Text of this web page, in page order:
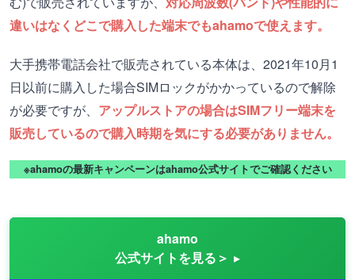
違いはなくどこで購入した端末でもahamoで使えます。
大手携帯電話会社で販売されている本体は、2021年10月1
日以前に購入した場合SIMロックがかかっているので解除
が必要ですが、 アップルストアの場合はSIMフリー端末を
販売しているので購入時期を気にする必要がありません。
※ahamoの最新キャンペーンはahamo公式サイトでご確認ください
ahamo
公式サイトを見る＞